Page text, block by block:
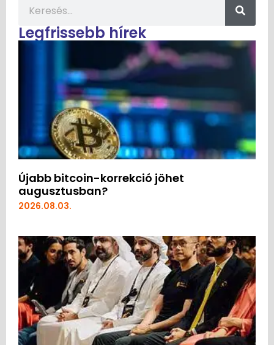
Legfrissebb hírek
Újabb bitcoin-korrekció jöhet
augusztusban?
2026.08.03.